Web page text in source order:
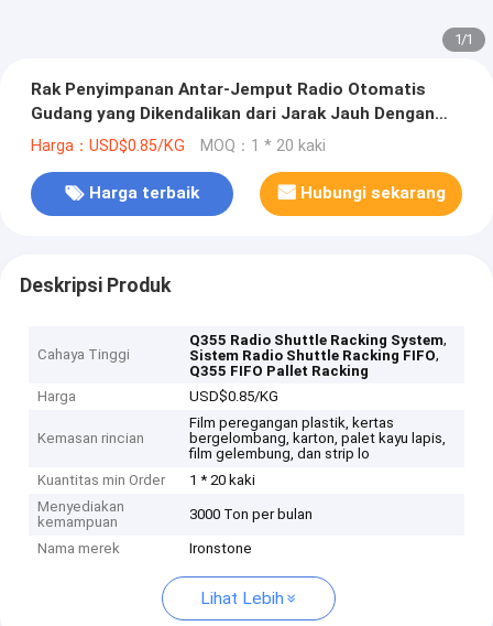
1/1
Rak Penyimpanan Antar-Jemput Radio Otomatis
Gudang yang Dikendalikan dari Jarak Jauh Dengan
Biaya Tenaga Kerja Rendah
Harga：USD$0.85/KG MOQ：1 * 20 kaki
Harga terbaik Hubungi sekarang
Deskripsi Produk
Cahaya Tinggi
Q355 Radio Shuttle Racking System,
Sistem Radio Shuttle Racking FIFO,
Q355 FIFO Pallet Racking
Harga
USD$0.85/KG
Kemasan rincian
Film peregangan plastik, kertas
bergelombang, karton, palet kayu lapis,
film gelembung, dan strip lo
Kuantitas min Order
1 * 20 kaki
Menyediakan
kemampuan
3000 Ton per bulan
Nama merek Ironstone
Lihat Lebih